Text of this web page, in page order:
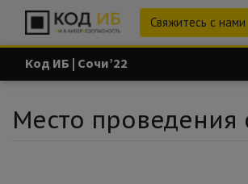
Свяжитесь с нами
Код ИБ | Сочи’22
Место проведения